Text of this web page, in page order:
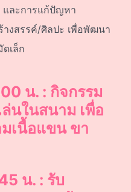
และการแก้ปัญหา
างสรรค์/ศิลปะ เพื่อพัฒนา
เล็ก
น. : กิจกรรม
ล่นในสนาม เพื่อ
เนื้อแขน ขา
น. : รับ